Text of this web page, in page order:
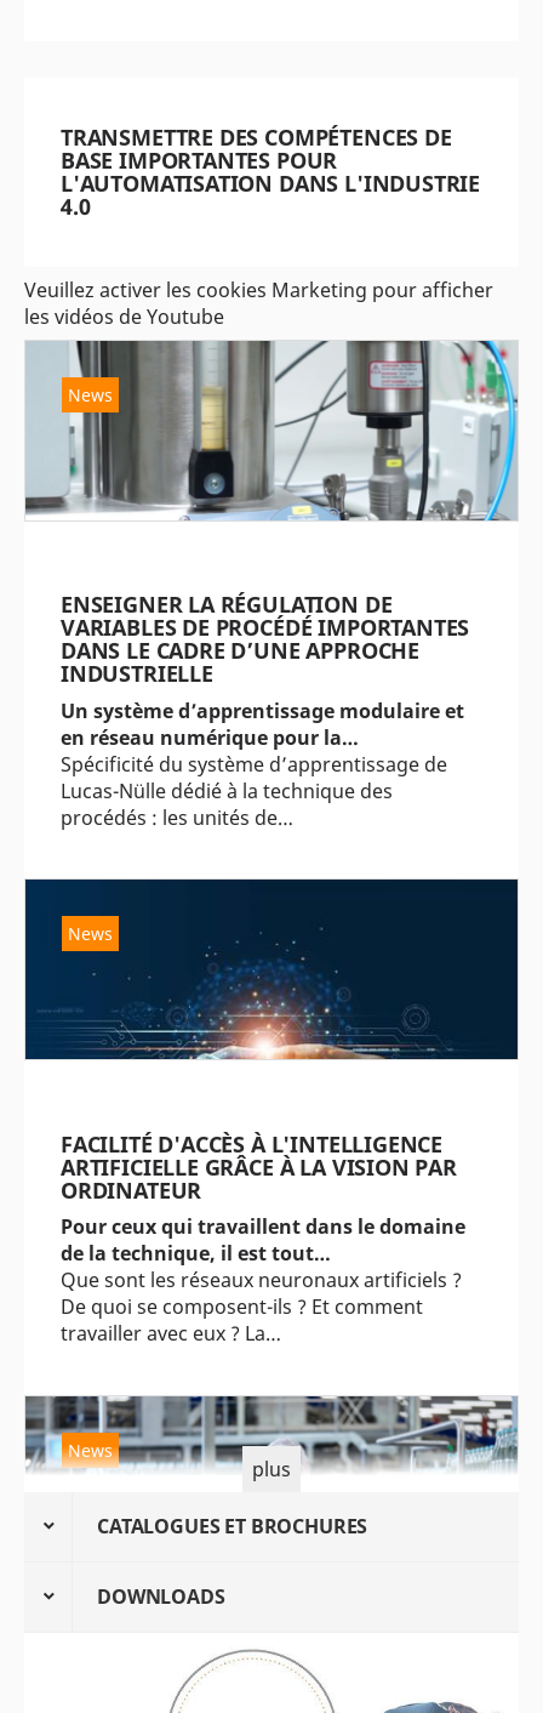
TRANSMETTRE DES COMPÉTENCES DE
BASE IMPORTANTES POUR
L'AUTOMATISATION DANS L'INDUSTRIE
4.0
Veuillez activer les cookies Marketing pour afficher
les vidéos de Youtube
News
ENSEIGNER LA RÉGULATION DE
VARIABLES DE PROCÉDÉ IMPORTANTES
DANS LE CADRE D’UNE APPROCHE
INDUSTRIELLE
Un système d’apprentissage modulaire et
en réseau numérique pour la…
Spécificité du système d’apprentissage de
Lucas-Nülle dédié à la technique des
procédés : les unités de…
News
FACILITÉ D'ACCÈS À L'INTELLIGENCE
ARTIFICIELLE GRÂCE À LA VISION PAR
ORDINATEUR
Pour ceux qui travaillent dans le domaine
de la technique, il est tout…
Que sont les réseaux neuronaux artificiels ?
De quoi se composent-ils ? Et comment
travailler avec eux ? La…
News
MAINTENANCE PRÉVENTIVE
Comment l'intelligence artificielle est
plus
CATALOGUES ET BROCHURES
DOWNLOADS